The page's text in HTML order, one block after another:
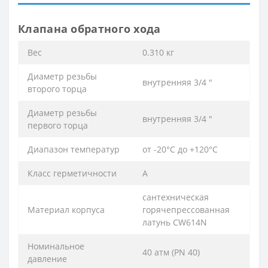
Клапана обратного хода
Вес 0.310 кг
Диаметр резьбы
второго торца
внутренняя 3/4 ″
Диаметр резьбы
первого торца
внутренняя 3/4 ″
Диапазон температур от -20°С до +120°С
Класс герметичности А
Материал корпуса
сантехническая
горячепрессованная
латунь CW614N
Номинальное
давление
40 атм (PN 40)